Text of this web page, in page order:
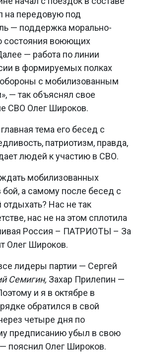
на передовую под
— поддержка морально-
состояния воюющих
— работа по линии
в формируемых полках
обороны с мобилизованным
— так объяснял свое
СВО Олег Широков.
тема его бесед с
патриотизм, правда,
людей к участию в СВО.
мобилизованных
бой, а самому после бесед с
Нас не так
нас не на этом сплотила
Россия – ПАТРИОТЫ – За
Олег Широков.
лидеры партии — Сергей
Семигин, Захар Прилепин —
и я в октябре в
обратился в свой
четыре дня по
предписанию убыл в свою
пояснил Олег Широков.